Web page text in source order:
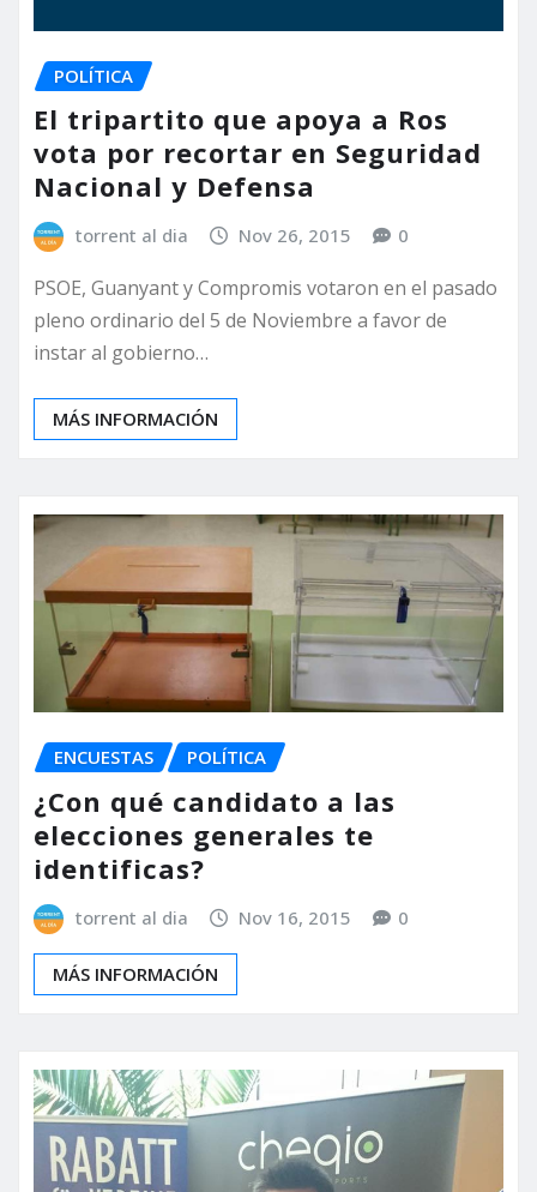
POLÍTICA
El tripartito que apoya a Ros
vota por recortar en Seguridad
Nacional y Defensa
torrent al dia Nov 26, 2015 0
PSOE, Guanyant y Compromis votaron en el pasado
pleno ordinario del 5 de Noviembre a favor de
instar al gobierno…
MÁS INFORMACIÓN
ENCUESTAS POLÍTICA
¿Con qué candidato a las
elecciones generales te
identificas?
torrent al dia Nov 16, 2015 0
MÁS INFORMACIÓN